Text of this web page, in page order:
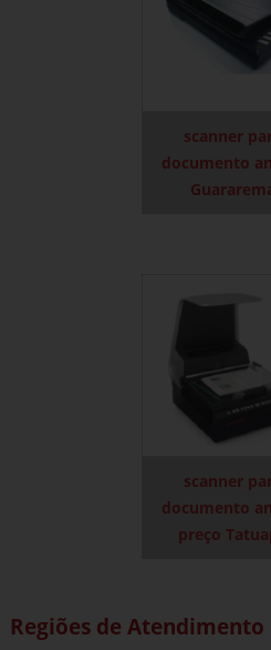
scanner
documento
scanner
documento
preço
Regiões de Atendimento